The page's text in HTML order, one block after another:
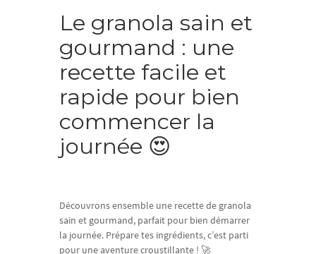
Le granola sain et
gourmand : une
recette facile et
rapide pour bien
commencer la
journée 😍
Découvrons ensemble une recette de granola
sain et gourmand, parfait pour bien démarrer
la journée. Prépare tes ingrédients, c’est parti
pour une aventure croustillante ! 🚀